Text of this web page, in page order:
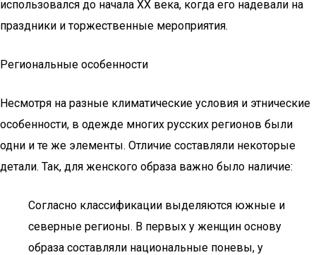
использовался до начала XX века, когда его надевали на
праздники и торжественные мероприятия.
Региональные особенности
Несмотря на разные климатические условия и этнические
особенности, в одежде многих русских регионов были
одни и те же элементы. Отличие составляли некоторые
детали. Так, для женского образа важно было наличие:
Согласно классификации выделяются южные и
северные регионы. В первых у женщин основу
образа составляли национальные поневы, у